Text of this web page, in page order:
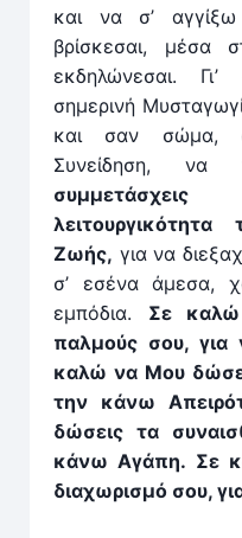
και να σ’
βρίσκεσαι,
εκδηλώνεσαι.
σημερινή
και σαν σώμα,
Συνείδηση, να
Ζωής, για να
σ’ εσένα άμεσα,
εμπόδια. Σε
παλμούς σου,
καλώ να Μου
την κάνω
δώσεις τα
κάνω Αγάπη. Σε
διαχωρισμό σου,